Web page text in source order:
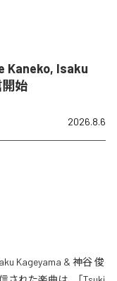
Kaneko, Isaku
開始
2026.8.6
Kageyama & 神谷 俊